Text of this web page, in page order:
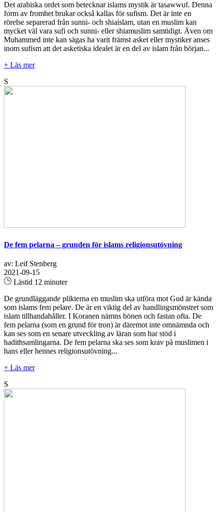
Det arabiska ordet som betecknar islams mystik är tasawwuf. Denna
form av fromhet brukar också kallas för sufism. Det är inte en
rörelse separerad från sunni- och shiaislam, utan en muslim kan
mycket väl vara sufi och sunni- eller shiamuslim samtidigt. Även om
Muhammed inte kan sägas ha varit främst asket eller mystiker anses
inom sufism att det asketiska idealet är en del av islam från början...
+ Läs mer
S
De fem pelarna – grunden för islams religionsutövning
av: Leif Stenberg
2021-09-15
Lästid 12 minuter
De grundläggande plikterna en muslim ska utföra mot Gud är kända
som islams fem pelare. De är en viktig del av handlingsmönstret som
islam tillhandahåller. I Koranen nämns bönen och fastan ofta. De
fem pelarna (som en grund för tron) är däremot inte omnämnda och
kan ses som en senare utveckling av läran som har stöd i
hadithsamlingarna. De fem pelarna ska ses som krav på muslimen i
hans eller hennes religionsutövning...
+ Läs mer
S